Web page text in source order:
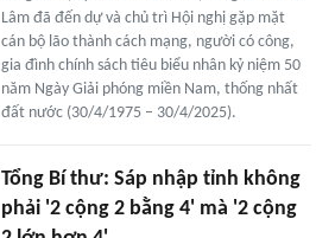
Lâm đã đến dự và chủ trì Hội nghị gặp mặt
cán bộ lão thành cách mạng, người có công,
gia đình chính sách tiêu biểu nhân kỷ niệm 50
năm Ngày Giải phóng miền Nam, thống nhất
đất nước (30/4/1975 – 30/4/2025).
Tổng Bí thư: Sáp nhập tỉnh không
phải '2 cộng 2 bằng 4' mà '2 cộng